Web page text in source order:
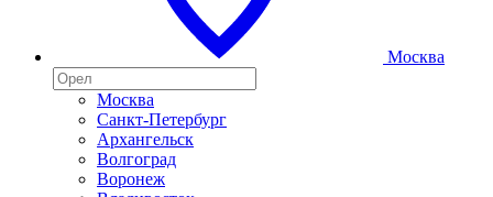
Москва
Москва
Санкт-Петербург
Архангельск
Волгоград
Воронеж